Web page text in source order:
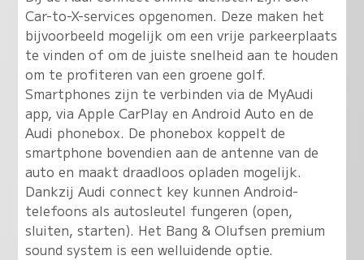
Car-to-X-services opgenomen. Deze maken het
bijvoorbeeld mogelijk om een vrije parkeerplaats
te vinden of om de juiste snelheid aan te houden
om te profiteren van een groene golf.
Smartphones zijn te verbinden via de MyAudi
app, via Apple CarPlay en Android Auto en de
Audi phonebox. De phonebox koppelt de
smartphone bovendien aan de antenne van de
auto en maakt draadloos opladen mogelijk.
Dankzij Audi connect key kunnen Android-
telefoons als autosleutel fungeren (open,
sluiten, starten). Het Bang & Olufsen premium
sound system is een welluidende optie.